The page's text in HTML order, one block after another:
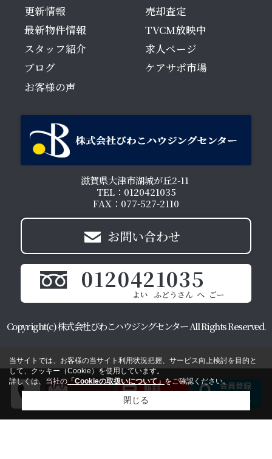
更新情報
最新物件情報
スタッフ紹介
ブログ
お客様の声
売却査定
TVCM放映中
求人ページ
ケアサポ市場
滋賀県大津市湖城が丘2-11
TEL：0120421035
FAX：077-527-2110
お問い合わせ
0120421035
Copyright(c) 株式会社びわこハウジングセンター All Rights Reserved.
当サイトでは、お客様の当サイト利用状況把握、サービス向上検討を目的と
して、クッキー（Cookie）を使用しています。
詳しくは、当社の 「Cookieの取扱いについて」 をご確認ください。
閉じる